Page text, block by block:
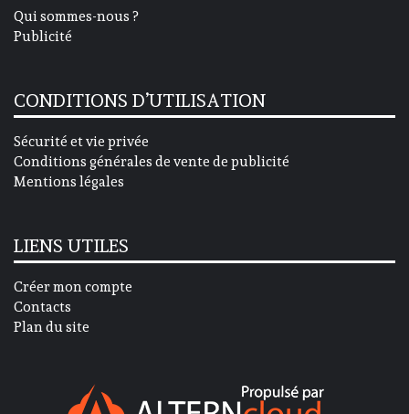
Qui sommes-nous ?
Publicité
CONDITIONS D’UTILISATION
Sécurité et vie privée
Conditions générales de vente de publicité
Mentions légales
LIENS UTILES
Créer mon compte
Contacts
Plan du site